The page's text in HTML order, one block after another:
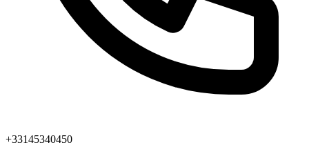
+33145340450